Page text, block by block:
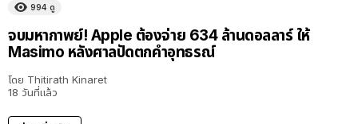
994 ดู
จบมหากาพย์! Apple ต้องจ่าย 634 ล้านดอลลาร์ ให้
Masimo หลังศาลปัดตกคำอุทธรณ์
โดย Thitirath Kinaret
18 วันที่แล้ว